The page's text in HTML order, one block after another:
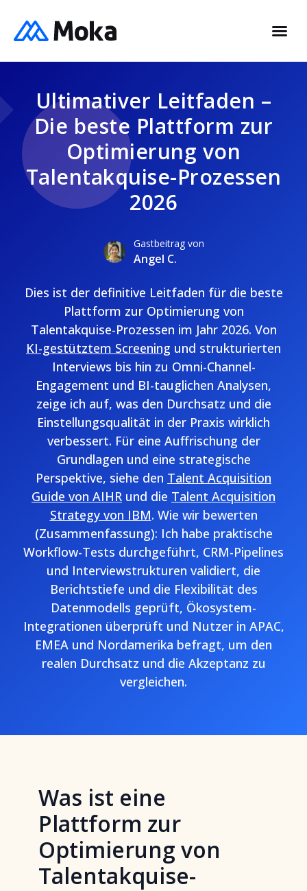
Ultimativer Leitfaden –
Die beste Plattform zur
Optimierung von
Talentakquise-Prozessen
2026
Gastbeitrag von
Angel C.
Dies ist der definitive Leitfaden für die beste
Plattform zur Optimierung von
Talentakquise-Prozessen im Jahr 2026. Von
KI-gestütztem Screening und strukturierten
Interviews bis hin zu Omni-Channel-
Engagement und BI-tauglichen Analysen,
zeige ich auf, was den Durchsatz und die
Einstellungsqualität in der Praxis wirklich
verbessert. Für eine Auffrischung der
Grundlagen und eine strategische
Perspektive, siehe den Talent Acquisition
Guide von AIHR und die Talent Acquisition
Strategy von IBM. Wie wir bewerten
(Zusammenfassung): Ich habe praktische
Workflow-Tests durchgeführt, CRM-Pipelines
und Interviewstrukturen validiert, die
Berichtstiefe und die Flexibilität des
Datenmodells geprüft, Ökosystem-
Integrationen überprüft und Nutzer in APAC,
EMEA und Nordamerika befragt, um den
realen Durchsatz und die Akzeptanz zu
vergleichen.
Was ist eine
Plattform zur
Optimierung von
Talentakquise-